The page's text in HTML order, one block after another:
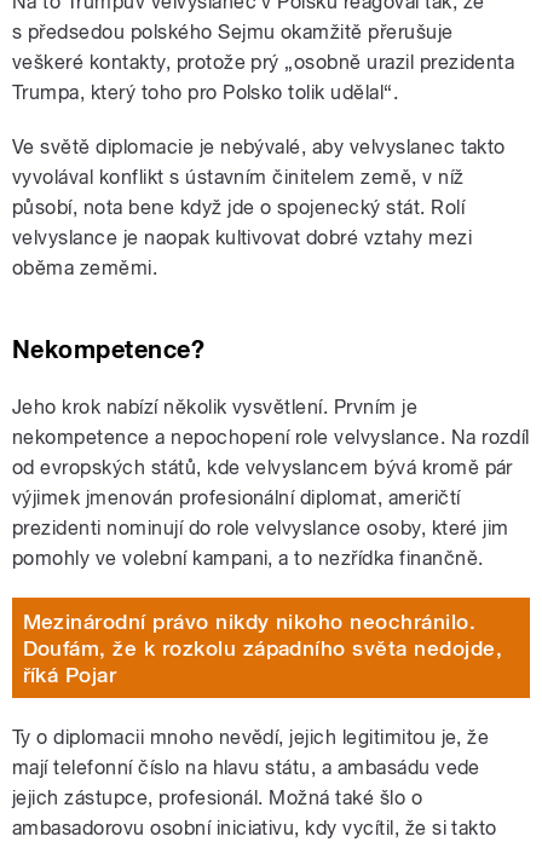
s předsedou polského Sejmu okamžitě přerušuje
veškeré kontakty, protože prý „osobně urazil prezidenta
Trumpa, který toho pro Polsko tolik udělal“.
Ve světě diplomacie je nebývalé, aby velvyslanec takto
vyvolával konflikt s ústavním činitelem země, v níž
působí, nota bene když jde o spojenecký stát. Rolí
velvyslance je naopak kultivovat dobré vztahy mezi
oběma zeměmi.
Nekompetence?
Jeho krok nabízí několik vysvětlení. Prvním je
nekompetence a nepochopení role velvyslance. Na rozdíl
od evropských států, kde velvyslancem bývá kromě pár
výjimek jmenován profesionální diplomat, američtí
prezidenti nominují do role velvyslance osoby, které jim
pomohly ve volební kampani, a to nezřídka finančně.
Mezinárodní právo nikdy nikoho neochránilo.
Doufám, že k rozkolu západního světa nedojde,
říká Pojar
Ty o diplomacii mnoho nevědí, jejich legitimitou je, že
mají telefonní číslo na hlavu státu, a ambasádu vede
jejich zástupce, profesionál. Možná také šlo o
ambasadorovu osobní iniciativu, kdy vycítil, že si takto